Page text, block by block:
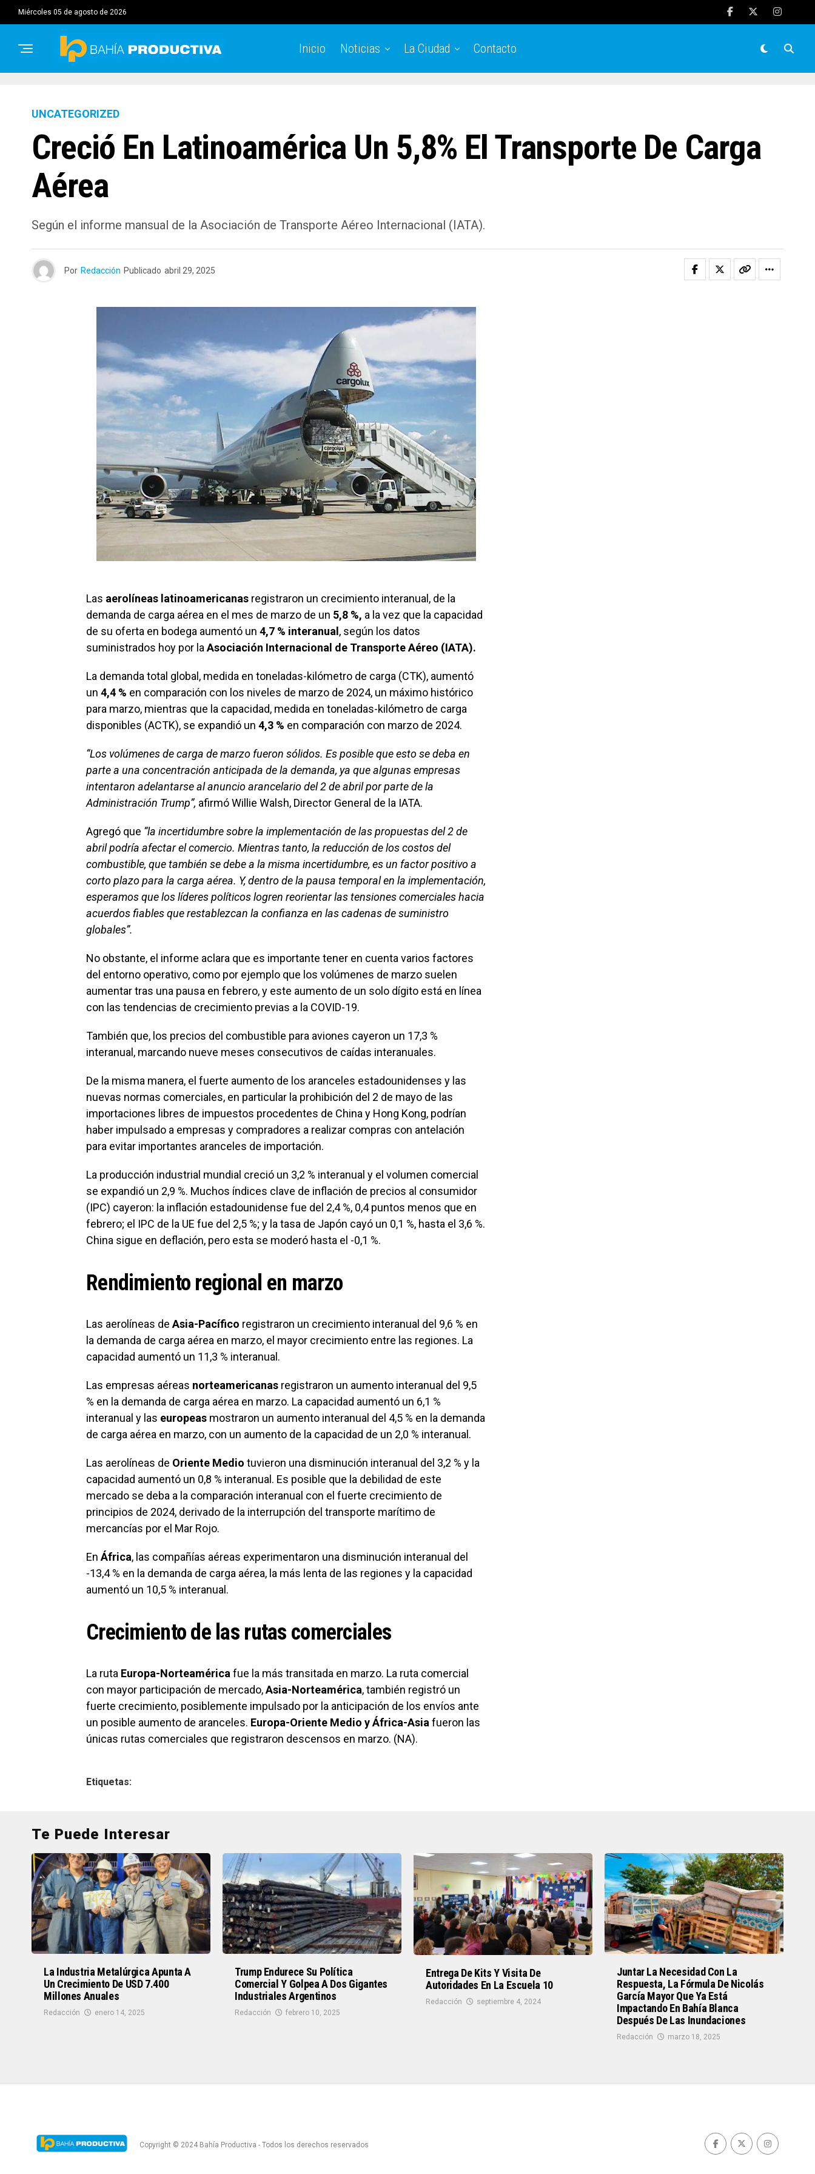
miércoles 05 de agosto de 2026
Inicio Noticias La Ciudad Contacto
UNCATEGORIZED
Creció En Latinoamérica Un 5,8% El Transporte De Carga
Aérea
Según el informe mansual de la Asociación de Transporte Aéreo Internacional (IATA).
Por Redacción Publicado abril 29, 2025
Las aerolíneas latinoamericanas registraron un crecimiento interanual, de la
demanda de carga aérea en el mes de marzo de un 5,8 %, a la vez que la capacidad
de su oferta en bodega aumentó un 4,7 % interanual , según los datos
suministrados hoy por la Asociación Internacional de Transporte Aéreo (IATA).
La demanda total global, medida en toneladas-kilómetro de carga (CTK), aumentó
un 4,4 % en comparación con los niveles de marzo de 2024, un máximo histórico
para marzo, mientras que la capacidad, medida en toneladas-kilómetro de carga
disponibles (ACTK), se expandió un 4,3 % en comparación con marzo de 2024.
“Los volúmenes de carga de marzo fueron sólidos. Es posible que esto se deba en
parte a una concentración anticipada de la demanda, ya que algunas empresas
intentaron adelantarse al anuncio arancelario del 2 de abril por parte de la
Administración Trump”, afirmó Willie Walsh, Director General de la IATA.
Agregó que “la incertidumbre sobre la implementación de las propuestas del 2 de
abril podría afectar el comercio. Mientras tanto, la reducción de los costos del
combustible, que también se debe a la misma incertidumbre, es un factor positivo a
corto plazo para la carga aérea. Y, dentro de la pausa temporal en la implementación,
esperamos que los líderes políticos logren reorientar las tensiones comerciales hacia
acuerdos fiables que restablezcan la confianza en las cadenas de suministro
globales”.
No obstante, el informe aclara que es importante tener en cuenta varios factores
del entorno operativo, como por ejemplo que los volúmenes de marzo suelen
aumentar tras una pausa en febrero, y este aumento de un solo dígito está en línea
con las tendencias de crecimiento previas a la COVID-19.
También que, los precios del combustible para aviones cayeron un 17,3 %
interanual, marcando nueve meses consecutivos de caídas interanuales.
De la misma manera, el fuerte aumento de los aranceles estadounidenses y las
nuevas normas comerciales, en particular la prohibición del 2 de mayo de las
importaciones libres de impuestos procedentes de China y Hong Kong, podrían
haber impulsado a empresas y compradores a realizar compras con antelación
para evitar importantes aranceles de importación.
La producción industrial mundial creció un 3,2 % interanual y el volumen comercial
se expandió un 2,9 %. Muchos índices clave de inflación de precios al consumidor
(IPC) cayeron: la inflación estadounidense fue del 2,4 %, 0,4 puntos menos que en
febrero; el IPC de la UE fue del 2,5 %; y la tasa de Japón cayó un 0,1 %, hasta el 3,6 %.
China sigue en deflación, pero esta se moderó hasta el -0,1 %.
Rendimiento regional en marzo
Las aerolíneas de Asia-Pacífico registraron un crecimiento interanual del 9,6 % en
la demanda de carga aérea en marzo, el mayor crecimiento entre las regiones. La
capacidad aumentó un 11,3 % interanual.
Las empresas aéreas norteamericanas registraron un aumento interanual del 9,5
% en la demanda de carga aérea en marzo. La capacidad aumentó un 6,1 %
interanual y las europeas mostraron un aumento interanual del 4,5 % en la demanda
de carga aérea en marzo, con un aumento de la capacidad de un 2,0 % interanual.
Las aerolíneas de Oriente Medio tuvieron una disminución interanual del 3,2 % y la
capacidad aumentó un 0,8 % interanual. Es posible que la debilidad de este
mercado se deba a la comparación interanual con el fuerte crecimiento de
principios de 2024, derivado de la interrupción del transporte marítimo de
mercancías por el Mar Rojo.
En África, las compañías aéreas experimentaron una disminución interanual del
-13,4 % en la demanda de carga aérea, la más lenta de las regiones y la capacidad
aumentó un 10,5 % interanual.
Crecimiento de las rutas comerciales
La ruta Europa-Norteamérica fue la más transitada en marzo. La ruta comercial
con mayor participación de mercado,Asia-Norteamérica, también registró un
fuerte crecimiento, posiblemente impulsado por la anticipación de los envíos ante
un posible aumento de aranceles. Europa-Oriente Medio y África-Asia fueron las
únicas rutas comerciales que registraron descensos en marzo. (NA).
Etiquetas:
Te Puede Interesar
La Industria Metalúrgica Apunta A
Un Crecimiento De USD 7.400
Millones Anuales
Redacción enero 14, 2025
Trump Endurece Su Política
Comercial Y Golpea A Dos Gigantes
Industriales Argentinos
Redacción febrero 10, 2025
Entrega De Kits Y Visita De
Autoridades En La Escuela 10
Redacción septiembre 4, 2024
Juntar La Necesidad Con La
Respuesta, La Fórmula De Nicolás
García Mayor Que Ya Está
Impactando En Bahía Blanca
Después De Las Inundaciones
Redacción marzo 18, 2025
Copyright © 2024 Bahía Productiva - Todos los derechos reservados